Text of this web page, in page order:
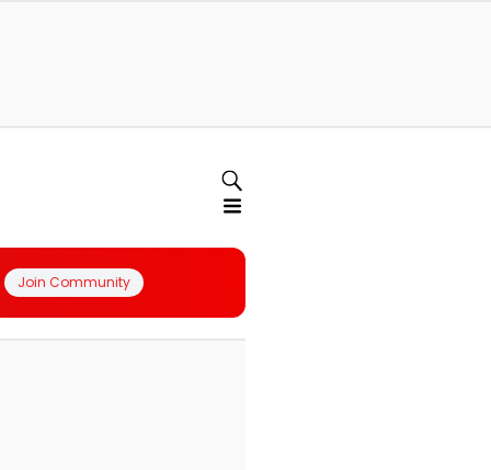
Join Community